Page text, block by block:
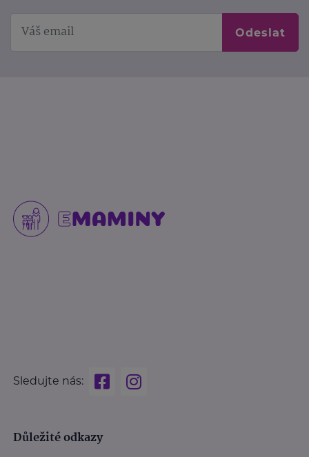
Odeslat
Sledujte nás:
Důležité odkazy